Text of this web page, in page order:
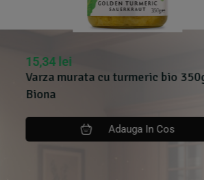
Varza murata cu turmeric bio 350g
Biona
15,34lei
Adauga In Cos